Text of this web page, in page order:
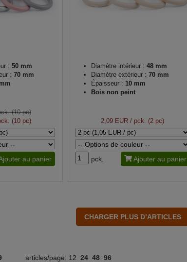
: 50 mm
: 70 mm
(10 pc)
(10 pc)
au panier
Diamètre intérieur : 48 mm
Diamètre extérieur : 70 mm
Épaisseur : 10 mm
Bois non peint
2,09 EUR / pck. (2 pc)
pck. Ajouter au panier
articles/page: 12 24 48 96